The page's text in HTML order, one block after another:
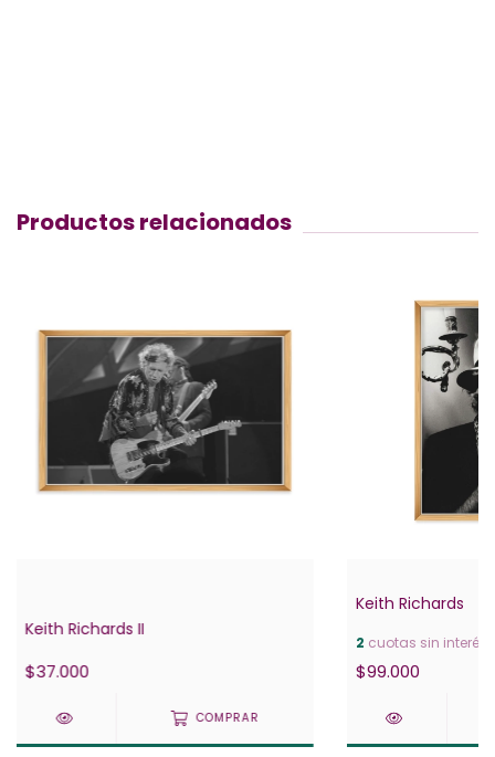
Productos relacionados
Keith Richards II
$37.000
COMPRAR
Keith Richards
2 cuotas sin interés
$99.000